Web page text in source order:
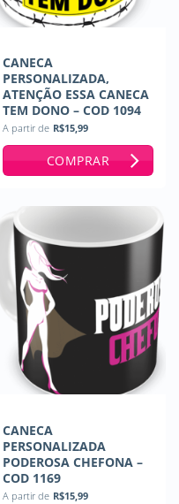
CANECA
PERSONALIZADA,
ATENÇÃO ESSA CANECA
TEM DONO – COD 1094
A partir de R$15,99
COMPRAR
CANECA
PERSONALIZADA
PODEROSA CHEFONA –
COD 1169
A partir de R$15,99